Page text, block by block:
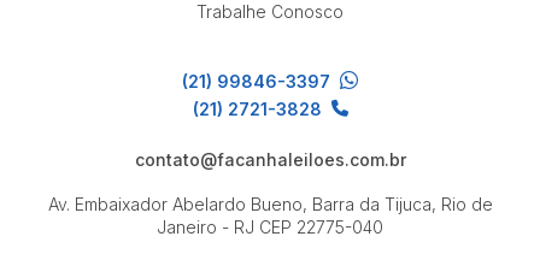
Trabalhe Conosco
(21) 99846-3397
(21) 2721-3828
contato@facanhaleiloes.com.br
Av. Embaixador Abelardo Bueno, Barra da Tijuca, Rio de
Janeiro - RJ CEP 22775-040